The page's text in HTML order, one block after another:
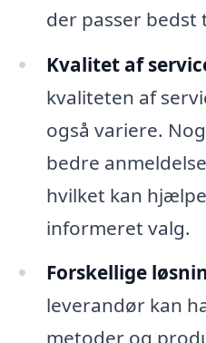
der passer bedst
Kvalitet af
kvaliteten af
også variere.
bedre
hvilket kan
informeret valg.
Forskellige
leverandør kan